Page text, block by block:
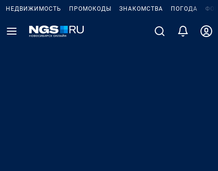
НЕДВИЖИМОСТЬ ПРОМОКОДЫ ЗНАКОМСТВА ПОГОДА